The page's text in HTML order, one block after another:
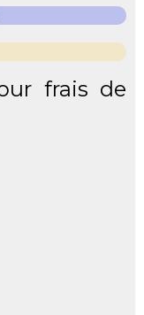
frais de